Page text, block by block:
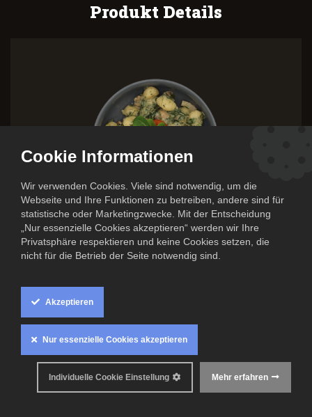
Produkt Details
Gnocchi mit Champignons, Spinat
und Walnüssen in Rahm
9,50
Inkl. MwSt. zzgl.Versandkosten
0
Cookie Informationen
Wir verwenden Cookies. Viele sind notwendig, um die
Webseite und Ihre Funktionen zu betreiben, andere sind für
statistische oder Marketingzwecke. Mit der Entscheidung
„Nur essenzielle Cookies akzeptieren“ werden wir Ihre
Privatsphäre respektieren und keine Cookies setzen, die
nicht für die Betrieb der Seite notwendig sind.
Akzeptieren
Nur essenzielle Cookies akzeptieren
Mehr erfahren
Individuelle Cookie Einstellung